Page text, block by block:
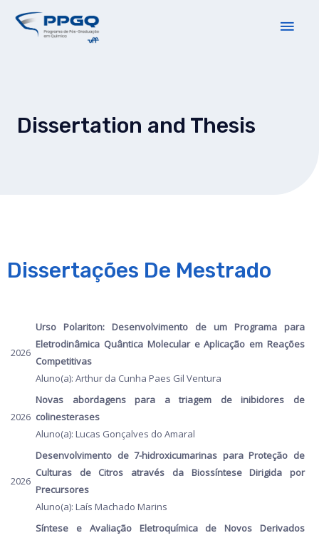
Dissertation and Thesis
Dissertações De Mestrado
2026
Urso Polariton: Desenvolvimento de um Programa para
Eletrodinâmica Quântica Molecular e Aplicação em Reações
Competitivas
Aluno(a): Arthur da Cunha Paes Gil Ventura
2026
Novas abordagens para a triagem de inibidores de
colinesterases
Aluno(a): Lucas Gonçalves do Amaral
2026
Desenvolvimento de 7-hidroxicumarinas para Proteção de
Culturas de Citros através da Biossíntese Dirigida por
Precursores
Aluno(a): Laís Machado Marins
Síntese e Avaliação Eletroquímica de Novos Derivados